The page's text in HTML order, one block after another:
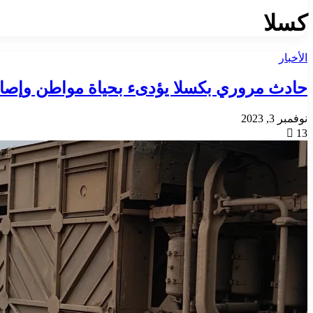
كسلا
الأخبار
حادث مروري بكسلا يؤدىء بحياة مواطن وإصابة 17
نوفمبر 3, 2023
13